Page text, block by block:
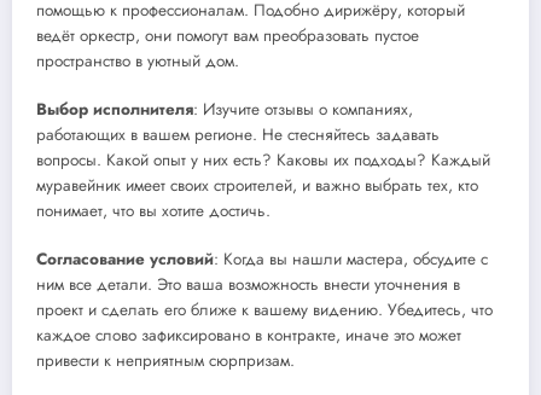
помощью к профессионалам. Подобно дирижёру, который
ведёт оркестр, они помогут вам преобразовать пустое
пространство в уютный дом.
Выбор исполнителя: Изучите отзывы о компаниях,
работающих в вашем регионе. Не стесняйтесь задавать
вопросы. Какой опыт у них есть? Каковы их подходы? Каждый
муравейник имеет своих строителей, и важно выбрать тех, кто
понимает, что вы хотите достичь.
Согласование условий: Когда вы нашли мастера, обсудите с
ним все детали. Это ваша возможность внести уточнения в
проект и сделать его ближе к вашему видению. Убедитесь, что
каждое слово зафиксировано в контракте, иначе это может
привести к неприятным сюрпризам.